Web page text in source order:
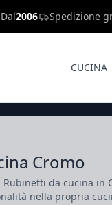
Dal2006 Spedizione
CUCINA
Cromo
da cucina in
nella propria